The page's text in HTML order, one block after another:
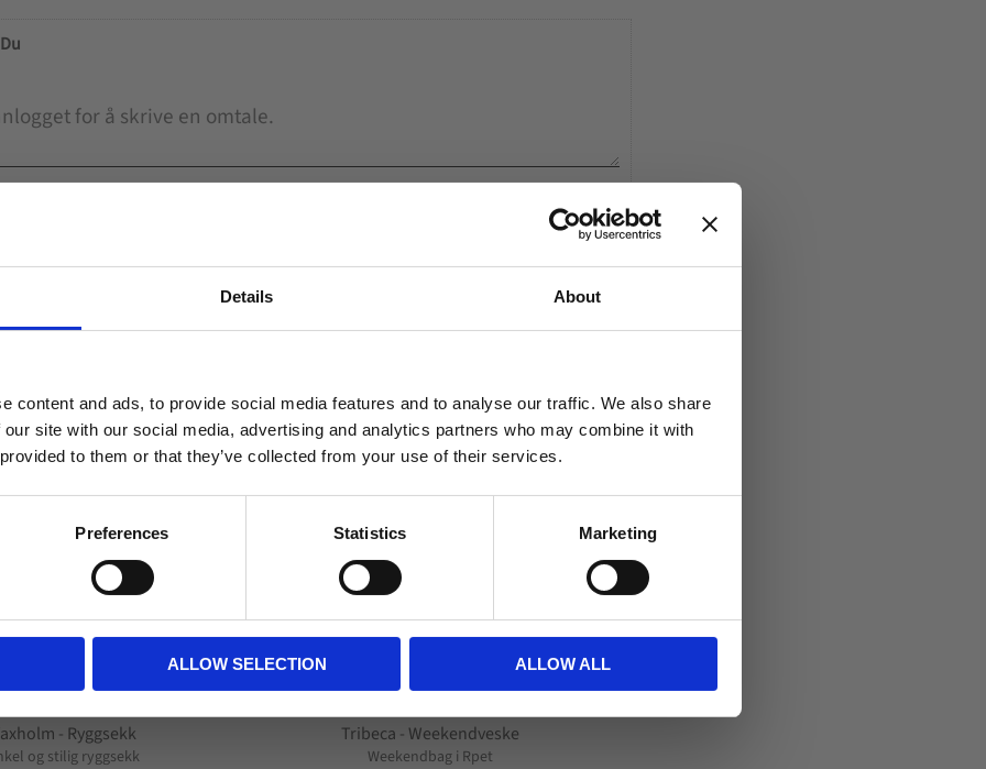
Details About
content and ads, to provide social media features and to analyse our traffic. We also share
site with our social media, advertising and analytics partners who may combine it with
to them or that they’ve collected from your use of their services.
Preferences Statistics Marketing
ALLOW SELECTION ALLOW ALL
Du
Related
- Ryggsekk
og stilig ryggsekk
Lagre som favoritt
Tribeca - Weekendveske
Weekendbag i Rpet
Lagre som favoritt
individual?
Business Private